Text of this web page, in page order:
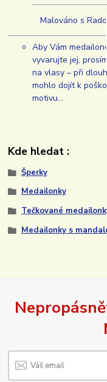
Malováno s
Aby Vám
vyvarujte jej,
na vlasy – při
mohlo dojít k
motivu…
Kde hledat :
Šperky
Medailonky
Tečkované
Medailonky s